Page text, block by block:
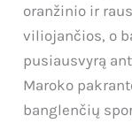
oranžinio ir
viliojančios, o
pusiausvyrą
Maroko
banglenčių